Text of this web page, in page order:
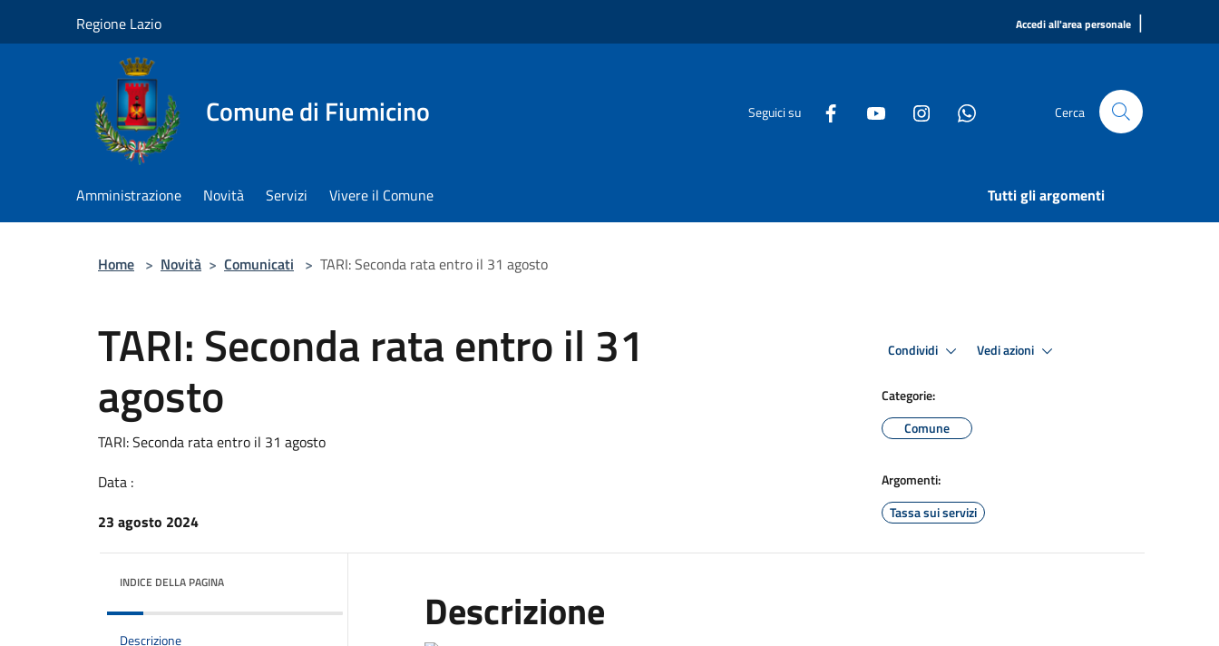
Regione Lazio Accedi all'area personale |
Comune di Fiumicino Seguici su Cerca
Amministrazione Novità Servizi Vivere il Comune Tutti gli argomenti
Home > Novità > Comunicati > TARI: Seconda rata entro il 31 agosto
TARI: Seconda rata entro il 31
agosto
TARI: Seconda rata entro il 31 agosto
Data :
23 agosto 2024
Condividi Vedi azioni
Categorie:
Comune
Argomenti:
Tassa sui servizi
INDICE DELLA PAGINA
Descrizione
Descrizione